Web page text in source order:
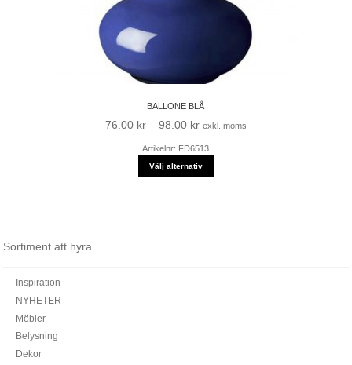
BALLONE BLÅ
76.00 kr – 98.00 krPrisintervall:
till
98.00 kr
exkl. moms
Artikelnr: FD6513
Välj alternativ
Sortiment att hyra
Inspiration
NYHETER
Möbler
Belysning
Dekor